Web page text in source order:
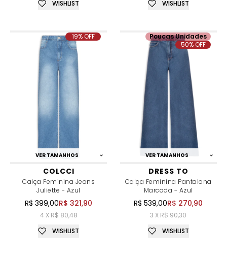
WISHLIST WISHLIST
VER TAMANHOS
COLCCI
Calça Feminina Jeans
Juliette - Azul
R$ 399,00R$ 321,90
4 X R$ 80,48
19% OFF
WISHLIST
VER TAMANHOS
DRESS TO
Calça Feminina Pantalona
Marcada - Azul
R$ 539,00R$ 270,90
3 X R$ 90,30
Poucas Unidades
50% OFF
WISHLIST